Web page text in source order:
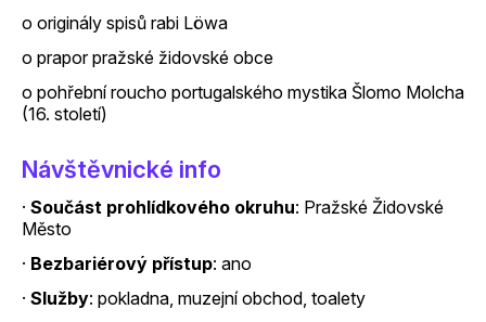
o originály spisů rabi Löwa
o prapor pražské židovské obce
o pohřební roucho portugalského mystika Šlomo Molcha
(16. století)
Návštěvnické info
· Součást prohlídkového okruhu: Pražské Židovské
Město
· Bezbariérový přístup: ano
· Služby: pokladna, muzejní obchod, toalety